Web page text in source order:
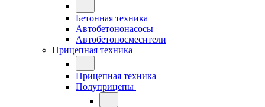
Бетонная техника
Автобетононасосы
Автобетоносмесители
Прицепная техника
Прицепная техника
Полуприцепы